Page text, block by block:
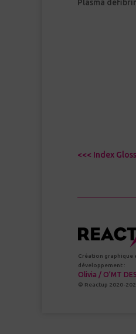
Plasma
<<< Index
Création graphique
développement :
Olivia / O’MT
© Reactup 2020-